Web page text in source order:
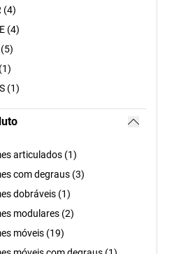
(4)
(4)
(1)
articulados (1)
com degraus (3)
dobráveis (1)
modulares (2)
móveis (19)